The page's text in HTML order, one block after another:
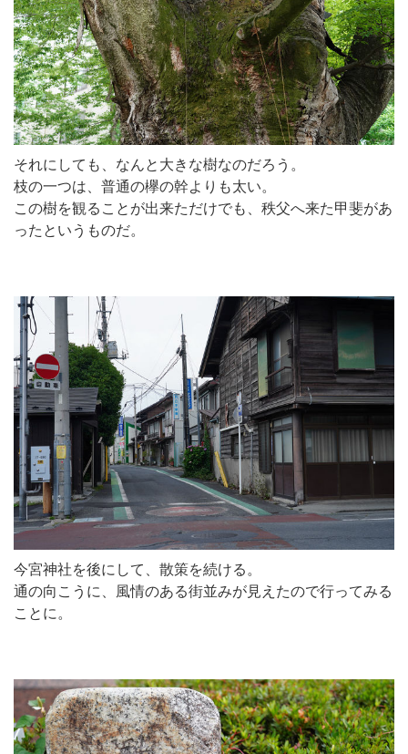
それにしても、なんと大きな樹なのだろう。
枝の一つは、普通の欅の幹よりも太い。
この樹を観ることが出来ただけでも、秩父へ来た甲斐があ
ったというものだ。
今宮神社を後にして、散策を続ける。
通の向こうに、風情のある街並みが見えたので行ってみる
ことに。